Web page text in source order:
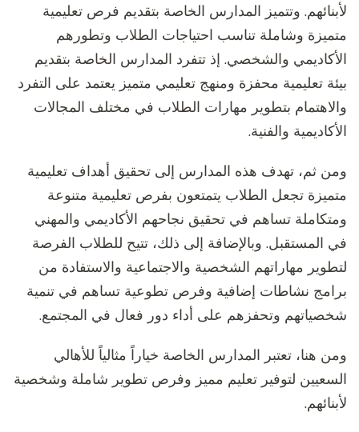
لأبنائهم. وتتميز المدارس الخاصة بتقديم فرص تعليمية
متميزة وشاملة تناسب احتياجات الطلاب وتطورهم
الأكاديمي والشخصي. إذ تتفرد المدارس الخاصة بتقديم
بيئة تعليمية محفزة ومنهج تعليمي متميز يعتمد على التفرد
والاهتمام بتطوير مهارات الطلاب في مختلف المجالات
الأكاديمية والفنية.
ومن ثم، تهدف هذه المدارس إلى تحقيق أهداف تعليمية
متميزة تجعل الطلاب يتمتعون بفرص تعليمية متنوعة
ومتكاملة تساهم في تحقيق نجاحهم الأكاديمي والمهني
في المستقبل. وبالإضافة إلى ذلك، تتيح للطلاب الفرصة
لتطوير مهاراتهم الشخصية والاجتماعية والاستفادة من
برامج نشاطات إضافية وفرص تطوعية تساهم في تنمية
شخصياتهم وتحفزهم على أداء دور فعال في المجتمع.
ومن هنا، تعتبر المدارس الخاصة خياراً مثالياً للأهالي
السعيين لتوفير تعليم مميز وفرص تطوير شاملة وشخصية
لأبنائهم.